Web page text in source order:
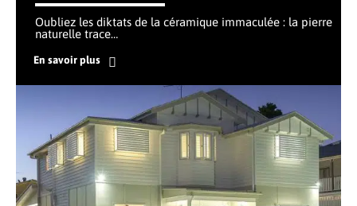
Oubliez les diktats de la céramique immaculée : la pierre
naturelle trace…
En savoir plus